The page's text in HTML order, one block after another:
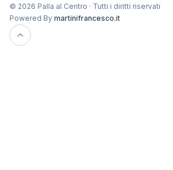
© 2026 Palla al Centro · Tutti i diritti riservati
Powered By martinifrancesco.it